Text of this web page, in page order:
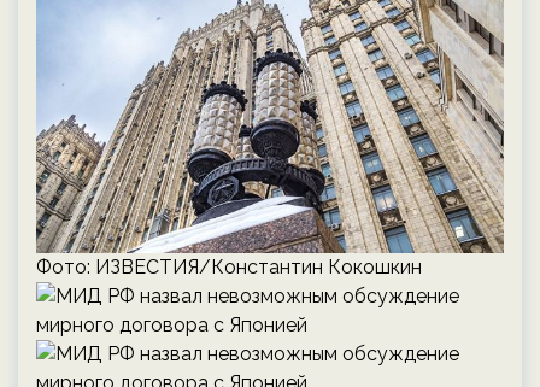
Фото: ИЗВЕСТИЯ/Константин Кокошкин